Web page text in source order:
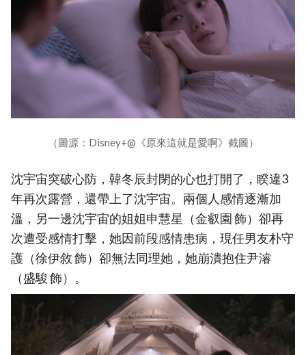
（圖源：Disney+@《原來這就是愛啊》截圖）
沈宇宙突破心防，韓冬辰封閉的心也打開了，睽違3
年再次露營，還帶上了沈宇宙。兩個人感情逐漸加
溫，另一邊沈宇宙的姐姐申慧星（金叡園 飾）卻再
次遭受感情打擊，她因前段感情患病，現任男友朴守
護（徐伊敘 飾）卻無法同理她，她崩潰抱住尹濬
（盛駿 飾）。